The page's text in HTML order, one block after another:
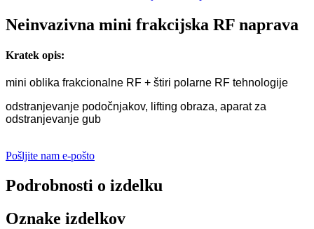
Neinvazivna mini frakcijska RF naprava
Kratek opis:
mini oblika frakcionalne RF + štiri polarne RF tehnologije
odstranjevanje podočnjakov, lifting obraza, aparat za
odstranjevanje gub
Pošljite nam e-pošto
Podrobnosti o izdelku
Oznake izdelkov